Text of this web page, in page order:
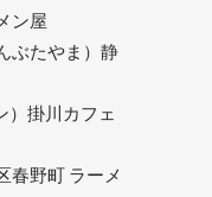
ン屋
ぶたやま）静
）掛川カフェ
春野町 ラーメ